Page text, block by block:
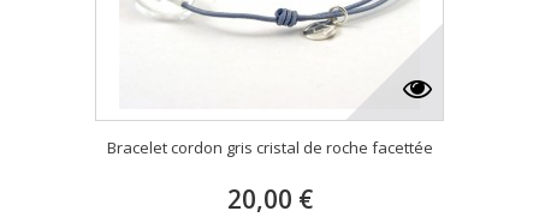
Bracelet cordon gris cristal de roche facettée
20,00 €